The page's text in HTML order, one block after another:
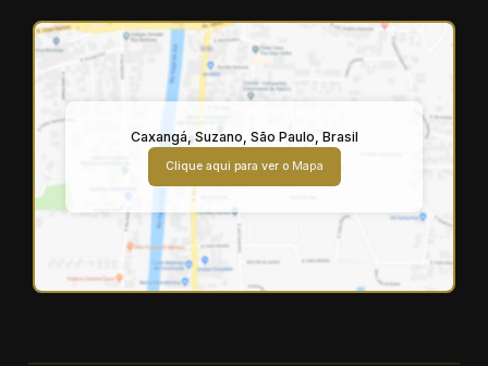
Caxangá, Suzano, São Paulo, Brasil
Clique aqui para ver o Mapa